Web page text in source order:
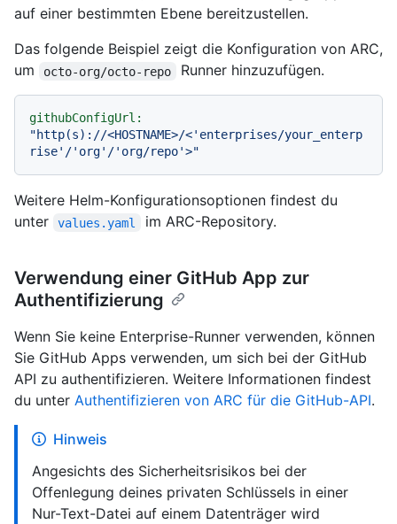
auf einer bestimmten Ebene bereitzustellen.
Das folgende Beispiel zeigt die Konfiguration von ARC,
um
octo-org/octo-repo Runner hinzuzufügen.
githubConfigUrl:
"http(s)://<HOSTNAME>/<'enterprises/your_enterp
rise'/'org'/'org/repo'>"
Weitere Helm-Konfigurationsoptionen findest du
unter
values.yaml im ARC-Repository.
Verwendung einer GitHub App zur
Authentifizierung
Wenn Sie keine Enterprise-Runner verwenden, können
Sie GitHub Apps verwenden, um sich bei der GitHub
API zu authentifizieren. Weitere Informationen findest
du unter Authentifizieren von ARC für die GitHub-API.
Hinweis
Angesichts des Sicherheitsrisikos bei der
Offenlegung deines privaten Schlüssels in einer
Nur-Text-Datei auf einem Datenträger wird